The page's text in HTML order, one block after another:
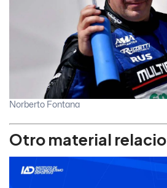
Norberto Fontana
Otro material